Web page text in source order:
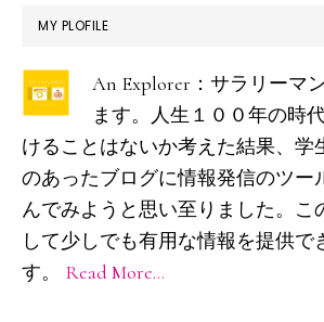
最
初
の
サ
イ
ド
バ
ー
MY PLOFILE
An Explorer：サラリーマ
ます。人生１００年の時
けることはないか考えた結果、学
のあったブログに情報発信のツー
んでみようと思い至りました。こ
して少しでも有用な情報を提供で
す。 Read More…